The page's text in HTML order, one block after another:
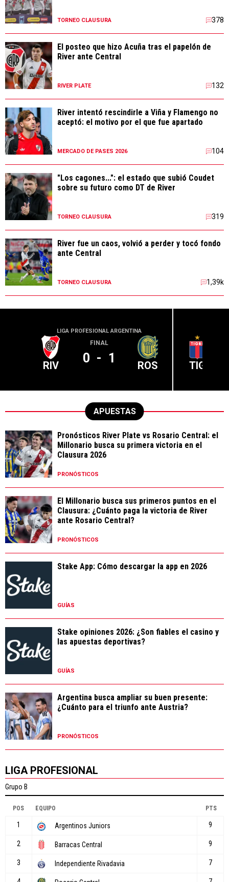
TORNEO CLAUSURA 378
El posteo que hizo Acuña tras el papelón de
River ante Central
RIVER PLATE 132
River intentó rescindirle a Viña y Flamengo no
aceptó: el motivo por el que fue apartado
MERCADO DE PASES 2026 104
"Los cagones...": el estado que subió Coudet
sobre su futuro como DT de River
TORNEO CLAUSURA 319
River fue un caos, volvió a perder y tocó fondo
ante Central
TORNEO CLAUSURA 1,39k
LIGA PROFESIONAL ARGENTINA
RIV
FINAL
0 - 1 ROS TIG
APUESTAS
Pronósticos River Plate vs Rosario Central: el
Millonario busca su primera victoria en el
Clausura 2026
PRONÓSTICOS
El Millonario busca sus primeros puntos en el
Clausura: ¿Cuánto paga la victoria de River
ante Rosario Central?
PRONÓSTICOS
Stake App: Cómo descargar la app en 2026
GUÍAS
Stake opiniones 2026: ¿Son fiables el casino y
las apuestas deportivas?
GUÍAS
Argentina busca ampliar su buen presente:
¿Cuánto para el triunfo ante Austria?
PRONÓSTICOS
LIGA PROFESIONAL